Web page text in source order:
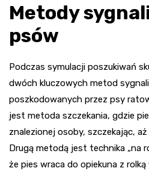
Metody
psów
Podczas symulacji poszukiwań
dwóch kluczowych metod
poszkodowanych przez psy
jest metoda szczekania, gdzie
znalezionej osoby, szczekając,
Drugą metodą jest technika „na
że pies wraca do opiekuna z